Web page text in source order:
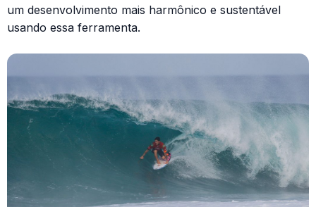
um desenvolvimento mais harmônico e sustentável
usando essa ferramenta.